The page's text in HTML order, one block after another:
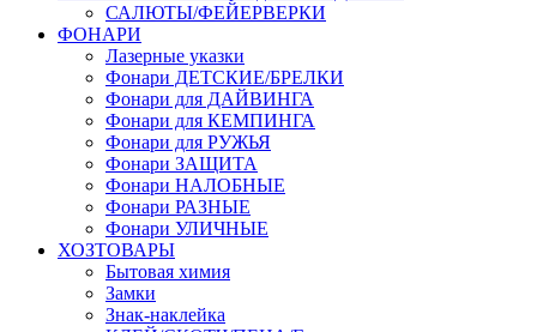
САЛЮТЫ/ФЕЙЕРВЕРКИ
ФОНАРИ
Лазерные указки
Фонари ДЕТСКИЕ/БРЕЛКИ
Фонари для ДАЙВИНГА
Фонари для КЕМПИНГА
Фонари для РУЖЬЯ
Фонари ЗАЩИТА
Фонари НАЛОБНЫЕ
Фонари РАЗНЫЕ
Фонари УЛИЧНЫЕ
ХОЗТОВАРЫ
Бытовая химия
Замки
Знак-наклейка